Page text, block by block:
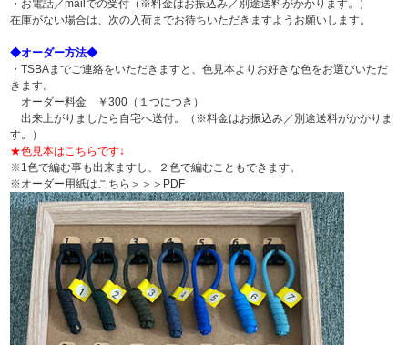
・お電話／mailでの受付（※料金はお振込み／別途送料がかかります。）
在庫がない場合は、次の入荷までお待ちいただきますようお願いします。
◆オーダー方法◆
・TSBAまでご連絡をいただきますと、色見本よりお好きな色をお選びいただ
きます。
オーダー料金 ￥300（１つにつき）
出来上がりましたら自宅へ送付。（※料金はお振込み／別途送料がかかりま
す。）
★色見本はこちらです↓
※1色で編む事も出来ますし、２色で編むこともできます。
※オーダー用紙はこちら＞＞＞ PDF